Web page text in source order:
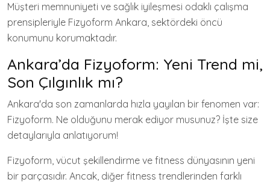
Müşteri memnuniyeti ve sağlık iyileşmesi odaklı çalışma
prensipleriyle Fizyoform Ankara, sektördeki öncü
konumunu korumaktadır.
Ankara’da Fizyoform: Yeni Trend mi,
Son Çılgınlık mı?
Ankara'da son zamanlarda hızla yayılan bir fenomen var:
Fizyoform. Ne olduğunu merak ediyor musunuz? İşte size
detaylarıyla anlatıyorum!
Fizyoform, vücut şekillendirme ve fitness dünyasının yeni
bir parçasıdır. Ancak, diğer fitness trendlerinden farklı